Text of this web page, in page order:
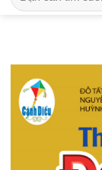
for: